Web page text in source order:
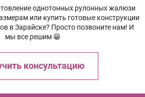
однотонных рулонных жалюзи
или купить готовые конструкции
в Зарайске? Просто позвоните нам! И
мы все решим 😁
консультацию